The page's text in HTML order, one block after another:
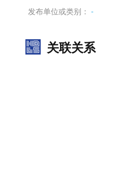
发布单位或类别： -
关联关系